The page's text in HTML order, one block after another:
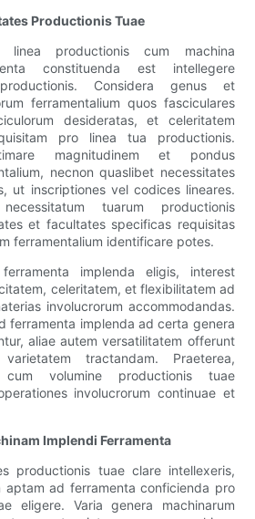
Productionis Tuae
linea productionis cum machina
constituenda est intellegere
Considera genus et
ferramentalium quos fasciculares
desideratas, et celeritatem
pro linea tua productionis.
magnitudinem et pondus
necnon quaslibet necessitates
ut inscriptiones vel codices lineares.
tuarum productionis
et facultates specificas requisitas
ferramentalium identificare potes.
implenda eligis, interest
celeritatem, et flexibilitatem ad
involucrorum accommodandas.
ferramenta implenda ad certa genera
aliae autem versatilitatem offerunt
tractandam. Praeterea,
cum volumine productionis tuae
involucrorum continuae et
Implendi Ferramenta
productionis tuae clare intellexeris,
aptam ad ferramenta conficienda pro
eligere. Varia genera machinarum